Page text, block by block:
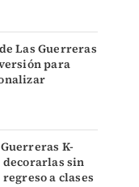
Las Guerreras
para
K-
decorarlas sin
a clases